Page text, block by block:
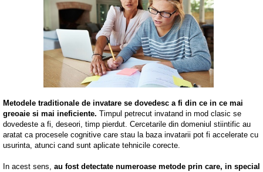
Metodele traditionale de invatare se dovedesc a fi din ce in ce mai
greoaie si mai ineficiente. Timpul petrecut invatand in mod clasic se
dovedeste a fi, deseori, timp pierdut. Cercetarile din domeniul stiintific au
aratat ca procesele cognitive care stau la baza invatarii pot fi accelerate cu
usurinta, atunci cand sunt aplicate tehnicile corecte.
In acest sens, au fost detectate numeroase metode prin care, in special